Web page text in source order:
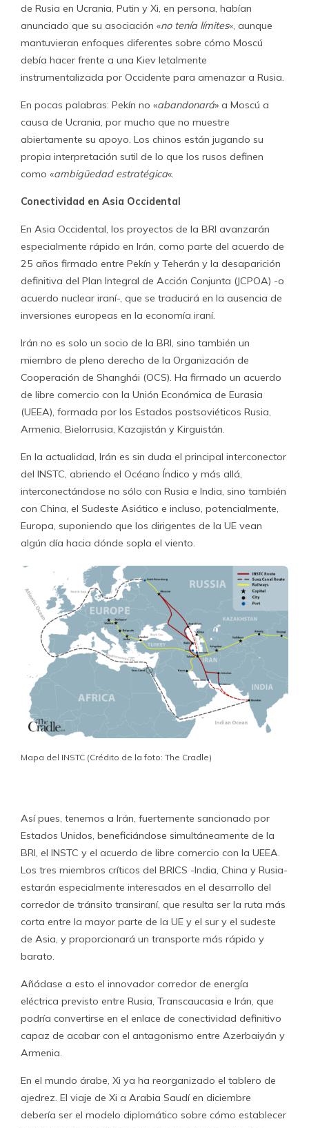
de Rusia en Ucrania, Putin y Xi, en persona, habían
anunciado que su asociación «no tenía límites«, aunque
mantuvieran enfoques diferentes sobre cómo Moscú
debía hacer frente a una Kiev letalmente
instrumentalizada por Occidente para amenazar a Rusia.
En pocas palabras: Pekín no «abandonará» a Moscú a
causa de Ucrania, por mucho que no muestre
abiertamente su apoyo. Los chinos están jugando su
propia interpretación sutil de lo que los rusos definen
como «ambigüedad estratégica«.
Conectividad en Asia Occidental
En Asia Occidental, los proyectos de la BRI avanzarán
especialmente rápido en Irán, como parte del acuerdo de
25 años firmado entre Pekín y Teherán y la desaparición
definitiva del Plan Integral de Acción Conjunta (JCPOA) -o
acuerdo nuclear iraní-, que se traducirá en la ausencia de
inversiones europeas en la economía iraní.
Irán no es solo un socio de la BRI, sino también un
miembro de pleno derecho de la Organización de
Cooperación de Shanghái (OCS). Ha firmado un acuerdo
de libre comercio con la Unión Económica de Eurasia
(UEEA), formada por los Estados postsoviéticos Rusia,
Armenia, Bielorrusia, Kazajistán y Kirguistán.
En la actualidad, Irán es sin duda el principal interconector
del INSTC, abriendo el Océano Índico y más allá,
interconectándose no sólo con Rusia e India, sino también
con China, el Sudeste Asiático e incluso, potencialmente,
Europa, suponiendo que los dirigentes de la UE vean
algún día hacia dónde sopla el viento.
Mapa del INSTC (Crédito de la foto: The Cradle)
Así pues, tenemos a Irán, fuertemente sancionado por
Estados Unidos, beneficiándose simultáneamente de la
BRI, el INSTC y el acuerdo de libre comercio con la UEEA.
Los tres miembros críticos del BRICS -India, China y Rusia-
estarán especialmente interesados en el desarrollo del
corredor de tránsito transiraní, que resulta ser la ruta más
corta entre la mayor parte de la UE y el sur y el sudeste
de Asia, y proporcionará un transporte más rápido y
barato.
Añádase a esto el innovador corredor de energía
eléctrica previsto entre Rusia, Transcaucasia e Irán, que
podría convertirse en el enlace de conectividad definitivo
capaz de acabar con el antagonismo entre Azerbaiyán y
Armenia.
En el mundo árabe, Xi ya ha reorganizado el tablero de
ajedrez. El viaje de Xi a Arabia Saudí en diciembre
debería ser el modelo diplomático sobre cómo establecer